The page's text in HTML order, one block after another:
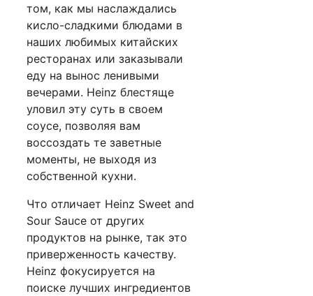
том, как мы наслаждались
кисло-сладкими блюдами в
наших любимых китайских
ресторанах или заказывали
еду на вынос ленивыми
вечерами. Heinz блестяще
уловил эту суть в своем
соусе, позволяя вам
воссоздать те заветные
моменты, не выходя из
собственной кухни.
Что отличает Heinz Sweet and
Sour Sauce от других
продуктов на рынке, так это
приверженность качеству.
Heinz фокусируется на
поиске лучших ингредиентов